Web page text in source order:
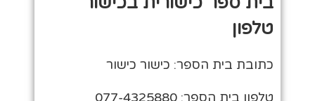
טלפון
כתובת בית הספר: כישור כישור
טלפון בית הספר: 077-4325880